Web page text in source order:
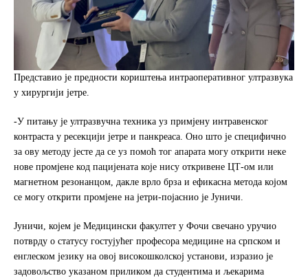
Представио је предности кориштења интраоперативног ултразвука
у хирургији јетре.
-У питању је ултразвучна техника уз примјену интравенског
контраста у ресекцији јетре и панкреаса. Оно што је специфично
за ову методу јесте да се уз помоћ тог апарата могу открити неке
нове промјене код пацијената које нису откривене ЦТ-ом или
магнетном резонанцом, дакле врло брза и ефикасна метода којом
се могу открити промјене на јетри-појаснио је Јуничи.
Јуничи, којем је Медицински факултет у Фочи свечано уручио
потврду о статусу гостујућег професора медицине на српском и
енглеском језику на овој високошколској установи, изразио је
задовољство указаном приликом да студентима и љекарима